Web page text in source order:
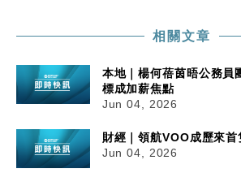
相關文章
本地｜楊何蓓茵晤公務
標成加薪焦點
Jun 04, 2026
財經｜領航VOO成歷來
Jun 04, 2026